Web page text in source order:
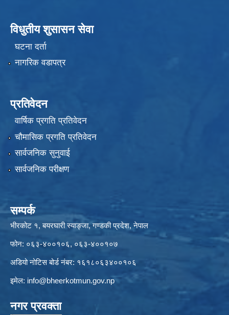
विधुतीय शुसासन सेवा
घटना दर्ता
नागरिक वडापत्र
प्रतिवेदन
वार्षिक प्रगति प्रतिवेदन
चौमासिक प्रगति प्रतिवेदन
सार्वजनिक सुनुवाई
सार्वजनिक परीक्षण
सम्पर्क
भीरकोट १, बयरघारी स्याङ्जा, गण्डकी प्रदेश, नेपाल
फोन: ०६३-४००१०६, ०६३-४००१०७
अडियो नोटिस बोर्ड नंबर: १६१८०६३४००१०६
इमेल: info@bheerkotmun.gov.np
नगर प्रवक्ता